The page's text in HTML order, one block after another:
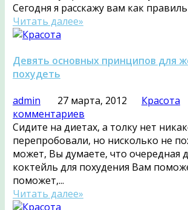
Сегодня я расскажу вам как
Читать далее»
Девять основных принципов для
похудеть
admin
27 марта, 2012 Красота
комментариев
Сидите на диетах, а толку нет
перепробовали, но нисколько не
может, Вы думаете, что очередная
коктейль для похудения Вам
поможет,...
Читать далее»